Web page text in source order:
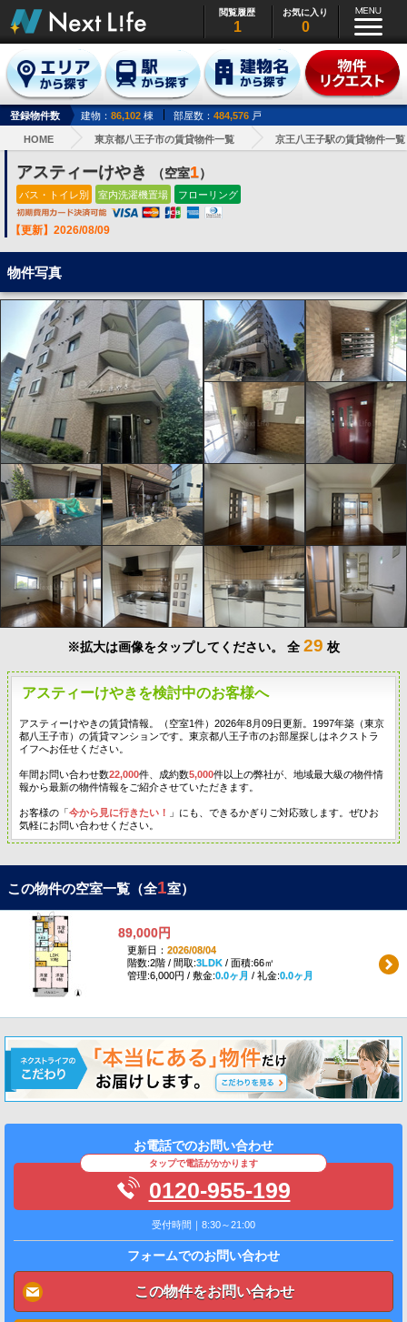
閲覧履歴
1
お気に入り
0
登録物件数 建物： 86,102 棟 部屋数： 484,576 戸
HOME 東京都八王子市の賃貸物件一覧 京王八王子駅の賃貸物件一覧
アスティーけやき （空室1）
バス・トイレ別 室内洗濯機置場 フローリング
【更新】2026/08/09
物件写真
※拡大は画像をタップしてください。 全 29 枚
アスティーけやきを検討中のお客様へ
アスティーけやきの賃貸情報。（空室1件）2026年8月09日更新。1997年築（東京
都八王子市）の賃貸マンションです。東京都八王子市のお部屋探しはネクストラ
イフへお任せください。
年間お問い合わせ数22,000件、成約数5,000件以上の弊社が、地域最大級の物件情
報から最新の物件情報をご紹介させていただきます。
お客様の「今から見に行きたい！
」にも、できるかぎりご対応致します。ぜひお
気軽にお問い合わせください。
この物件の空室一覧（全1室）
89,000円
更新日： 2026/08/04
階数:2階 / 間取:3LDK/ 面積:66㎡
管理:6,000円 / 敷金:0.0ヶ月 / 礼金:0.0ヶ月
お電話でのお問い合わせ
タップで電話がかかります
0120-955-199
受付時間｜8:30～21:00
フォームでのお問い合わせ
この物件をお問い合わせ